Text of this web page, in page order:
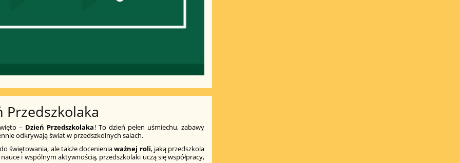
– Dzień Przedszkolaka! To dzień pełen uśmiechu, zabawy
odkrywają świat w przedszkolnych salach.
świętowania, ale także docenieniaważnej roli, jaką przedszkola
i wspólnym aktywnością, przedszkolaki uczą się współpracy,